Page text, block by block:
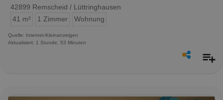
42899 Remscheid / Lüttringhausen
41 m²
1 Zimmer Wohnung
Quelle: Internet-Kleinanzeigen
Aktualisiert: 1 Stunde, 53 Minuten